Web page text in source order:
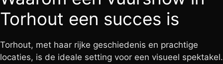
Torhout een succes is
Torhout, met haar rijke geschiedenis en prachtige
locaties, is de ideale setting voor een visueel spektakel.